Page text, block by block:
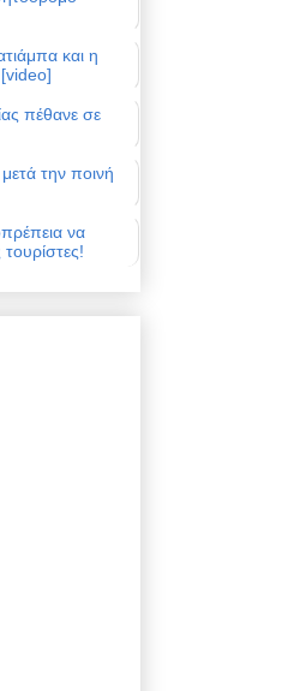
και η
πέθανε σε
την ποινή
να